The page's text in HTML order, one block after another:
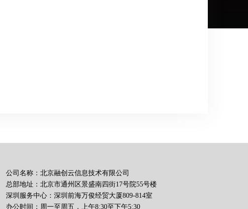
公司名称：北京融创云信息技术有限公司
总部地址：北京市通州区景盛南四街17号院55号楼
深圳服务中心：深圳前海万俊经贸大厦809-814室
办公时间：周一至周五，上午8:30至下午5:30